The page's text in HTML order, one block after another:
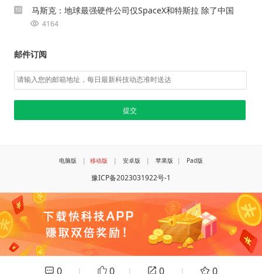
10 马斯克：地球最强硬件公司仅SpaceX和特斯拉 除了中国
4164
邮件订阅
0 | 0 | 0 | 0
电脑版 | 移动版 | 安卓版 | 苹果版 | Pad版
豫ICP备2023031922号-1